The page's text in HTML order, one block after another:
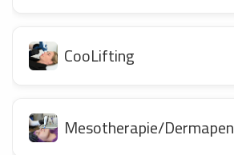
CooLifting
Mesotherapie/Dermapen